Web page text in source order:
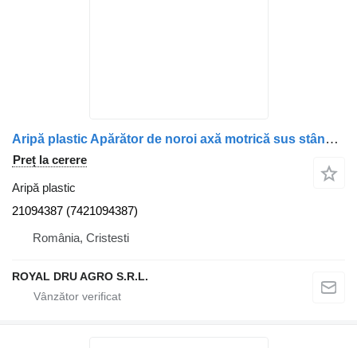
Aripă plastic Apărător de noroi axă motrică sus stânga 21094387 pentru camion Volvo 7421094387
Preț la cerere
Aripă plastic
21094387 (7421094387)
România, Cristesti
ROYAL DRU AGRO S.R.L.